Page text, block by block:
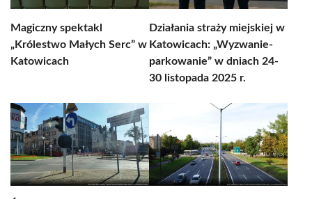
Magiczny spektakl
„Królestwo Małych Serc” w
Katowicach
Działania straży miejskiej w
Katowicach: „Wyzwanie-
parkowanie” w dniach 24-
30 listopada 2025 r.